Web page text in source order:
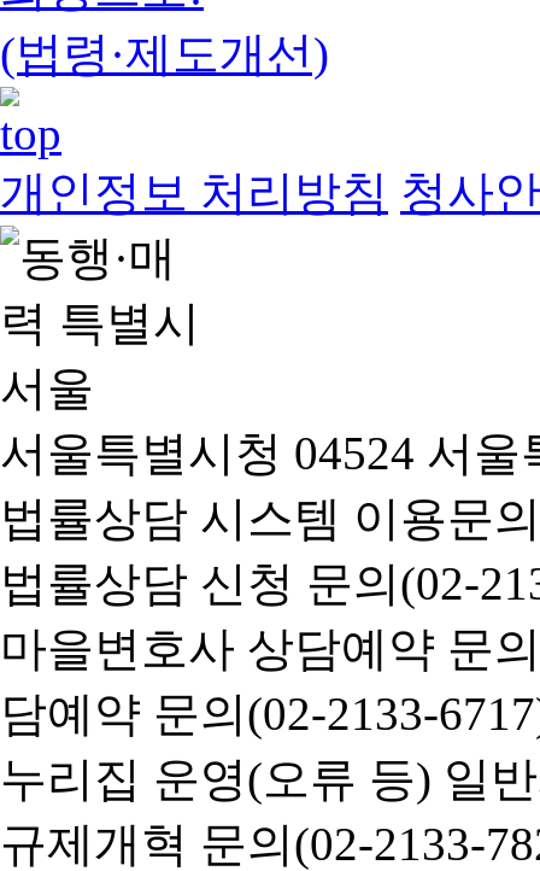
(법령·제도개선)
개인정보 처리방침 청사
서울특별시청 04524 서
법률상담 시스템 이용문
법률상담 신청 문의(02-
마을변호사 상담예약 문
담예약 문의(02-2133-
누리집 운영(오류 등) 일
규제개혁 문의(02-2133-